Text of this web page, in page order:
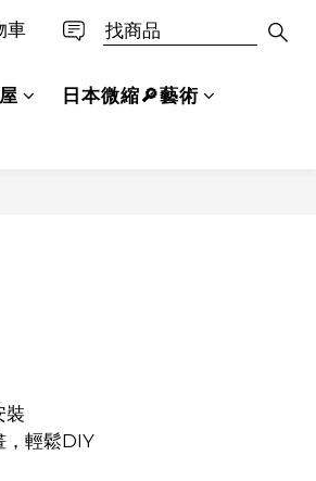
車
日本微縮🔎藝術
裝
，輕鬆DIY
立即購買